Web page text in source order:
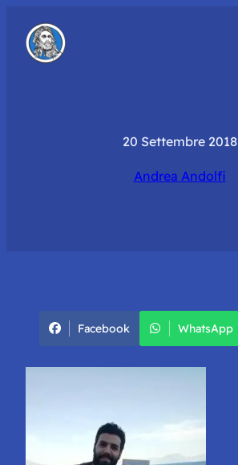
20 Settembre 2018
Andrea Andolfi
Facebook WhatsApp